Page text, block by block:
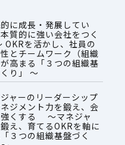
に成長・発展してい
質的に強い会社をつく
OKRを活かし、社員の
とチームワーク（組織
高まる「３つの組織基
り」 ～
ャーのリーダーシップ
ジメント力を鍛え、会
くする ～マネジャ
え、育てるOKRを軸に
３つの組織基盤づく